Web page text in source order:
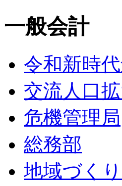
一般会計
令和新時
交流人口
危機管理局
総務部
地域づく